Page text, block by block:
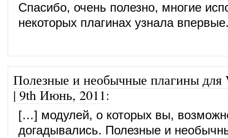
Спасибо, очень полезно, многие
некоторых плагинах узнала
Полезные и необычные плагины для
|9th Июнь, 2011:
[…] модулей, о которых вы,
догадывались. Полезные и